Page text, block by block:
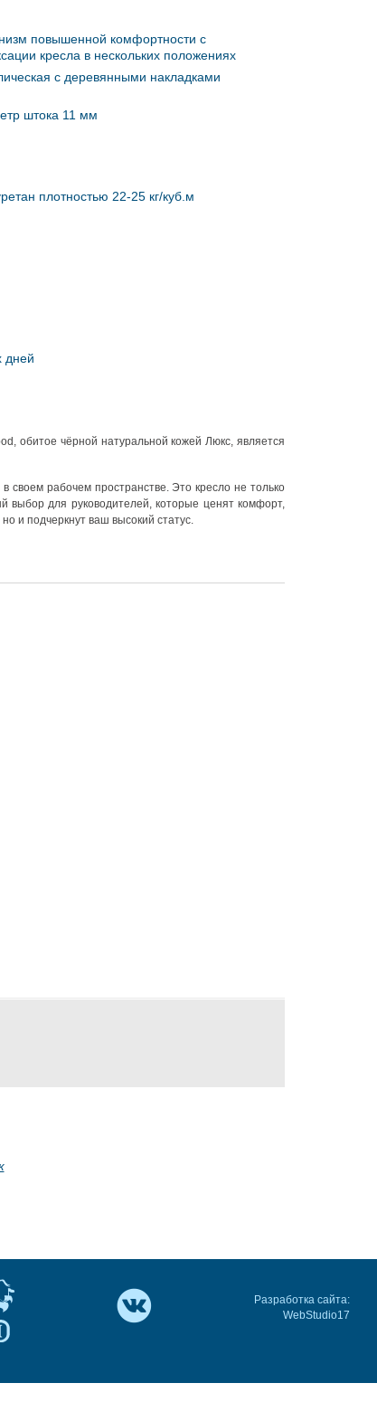
повышенной комфортности с
кресла в нескольких положениях
с деревянными накладками
штока 11 мм
плотностью 22-25 кг/куб.м
дней
обитое чёрной натуральной кожей Люкс, является
своем рабочем пространстве. Это кресло не только
для руководителей, которые ценят комфорт,
и подчеркнут ваш высокий статус.
Разработка сайта:
WebStudio17